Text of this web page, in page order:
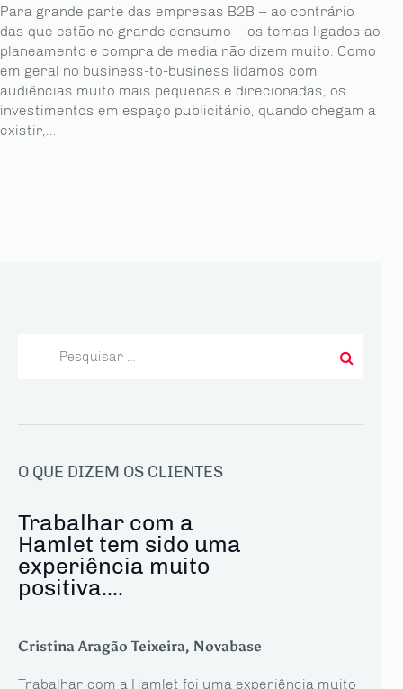
Para grande parte das empresas B2B – ao contrário
das que estão no grande consumo – os temas ligados ao
planeamento e compra de media não dizem muito. Como
em geral no business-to-business lidamos com
audiências muito mais pequenas e direcionadas, os
investimentos em espaço publicitário, quando chegam a
existir,...
O QUE DIZEM OS CLIENTES
Trabalhar com a
Hamlet tem sido uma
experiência muito
positiva....
Cristina Aragão Teixeira, Novabase
Trabalhar com a Hamlet foi uma experiência muito